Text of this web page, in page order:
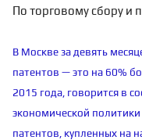
По торговому сбору и
В Москве за девять
патентов — это на 60%
2015 года, говорится в
экономической
патентов, купленных на